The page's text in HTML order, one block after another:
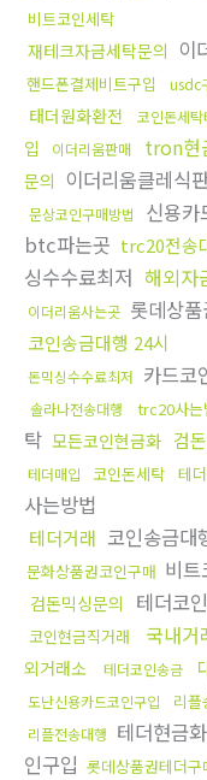
비트코인세탁
재테크자금세탁문의 이
핸드폰결제비트구입
usdc
태더원화환전 코인돈세
입
이더리움판매 tron현
문의 이더리움클레식
문상코인구매방법 신용카
btc파는곳 trc20전송
싱수수료최저 해외자
이더리움사는곳 롯데상
코인송금대행 24시
돈믹싱수수료최저 카드코
솔라나전송대행 trc20사는
탁 모든코인현금화 검
테더매입
코인돈세탁 테
사는방법
테더거래 코인송금대
문화상품권코인구매 비트
검돈믹싱문의 테더코
코인현금직거래 국내거
외거래소
테더코인송금
도난신용카드코인구입 리플
리플전송대행 테더현금화
인구입 롯데상품권테더구